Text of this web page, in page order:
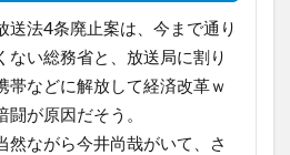
送法4条廃止案は、今まで通り
ない総務省と、放送局に割り
帯などに解放して経済改革ｗ
が原因だそう。
然ながら今井尚哉がいて、さ